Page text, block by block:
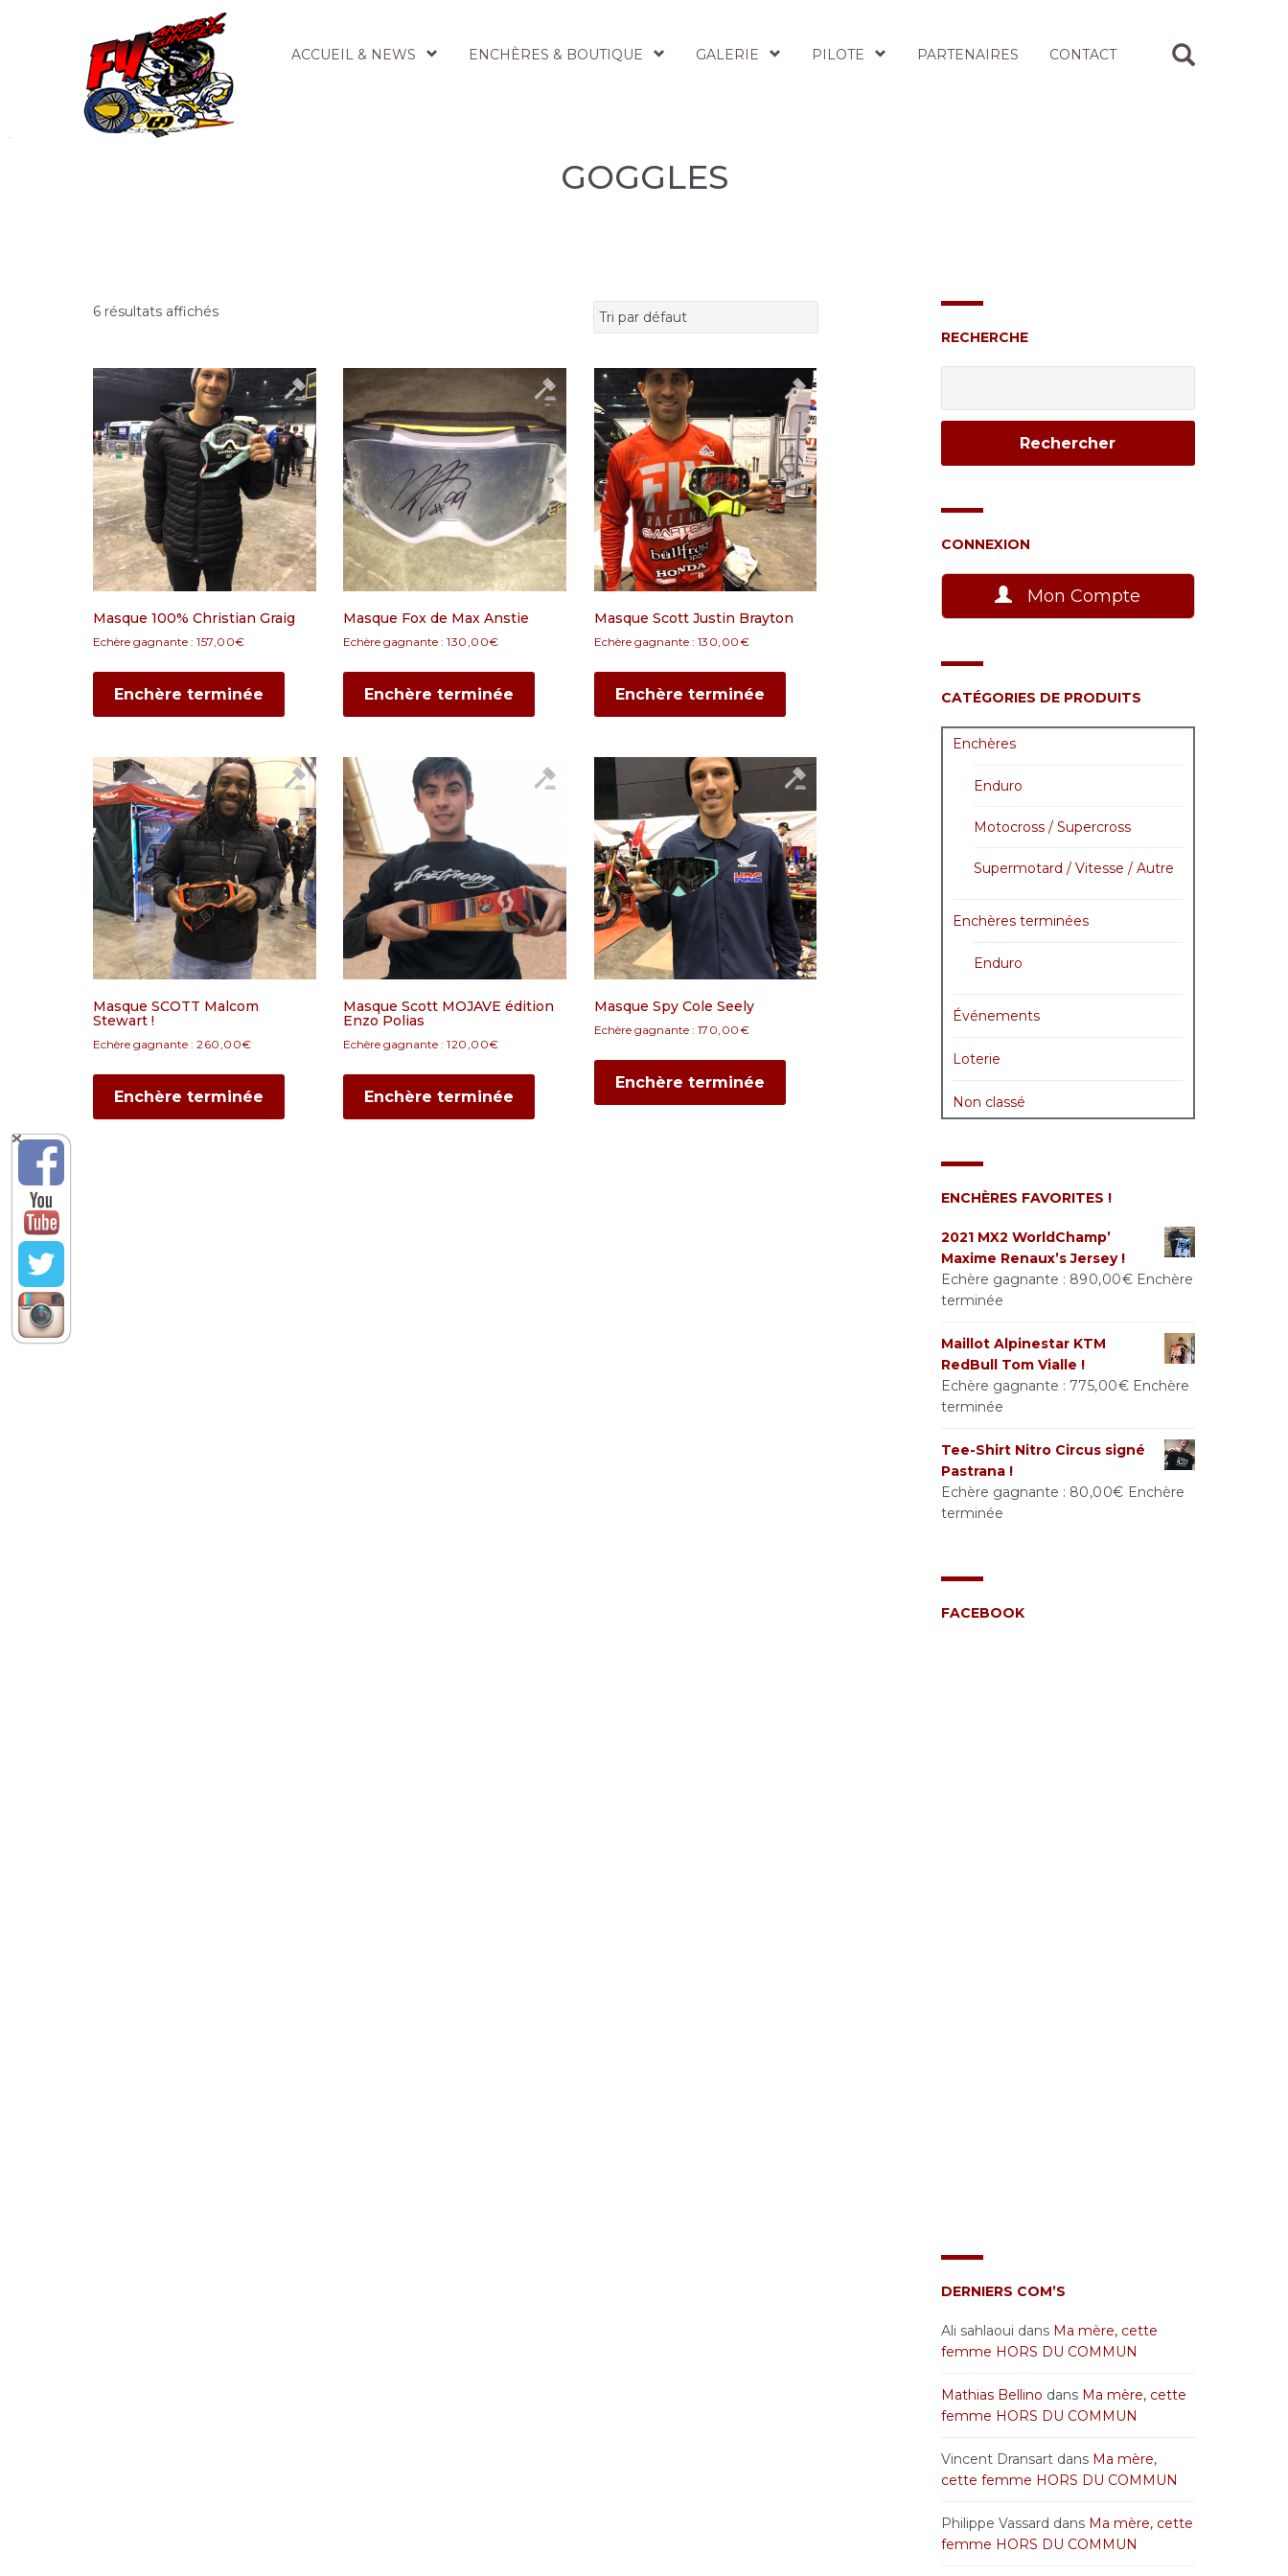
ACCUEIL & NEWS ENCHÈRES & BOUTIQUE GALERIE PILOTE PARTENAIRES CONTACT
GOGGLES
6 résultats affichés
Masque 100% Christian Graig
Echère gagnante : 157,00€
Enchère terminée
Masque Fox de Max Anstie
Echère gagnante : 130,00€
Enchère terminée
Masque Scott Justin Brayton
Echère gagnante : 130,00€
Enchère terminée
Masque SCOTT Malcom
Stewart !
Echère gagnante : 260,00€
Enchère terminée
Masque Scott MOJAVE édition
Enzo Polias
Echère gagnante : 120,00€
Enchère terminée
Masque Spy Cole Seely
Echère gagnante : 170,00€
Enchère terminée
RECHERCHE
CONNEXION
Mon Compte
CATÉGORIES DE PRODUITS
Enchères
Enduro
Motocross / Supercross
Supermotard / Vitesse / Autre
Enchères terminées
Enduro
Événements
Loterie
Non classé
ENCHÈRES FAVORITES !
2021 MX2 WorldChamp’
Maxime Renaux’s Jersey !
Echère gagnante : 890,00€ Enchère
terminée
Maillot Alpinestar KTM
RedBull Tom Vialle !
Echère gagnante : 775,00€ Enchère
terminée
Tee-Shirt Nitro Circus signé
Pastrana !
Echère gagnante : 80,00€ Enchère
terminée
FACEBOOK
DERNIERS COM’S
Ali sahlaoui dans Ma mère, cette
femme HORS DU COMMUN
Mathias Bellino dans Ma mère, cette
femme HORS DU COMMUN
Vincent Dransartdans Ma mère,
cette femme HORS DU COMMUN
Philippe Vassard dans Ma mère, cette
femme HORS DU COMMUN